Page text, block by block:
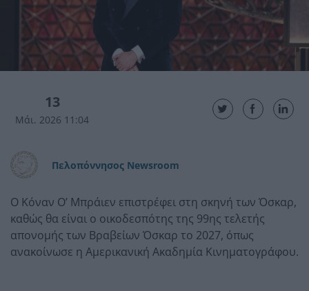
13
Μάι. 2026 11:04
Πελοπόννησος Newsroom
Ο Κόναν Ο’ Μπράιεν επιστρέφει στη σκηνή των Όσκαρ,
καθώς θα είναι ο οικοδεσπότης της 99ης τελετής
απονομής των Βραβείων Όσκαρ το 2027, όπως
ανακοίνωσε η Αμερικανική Ακαδημία Κινηματογράφου.